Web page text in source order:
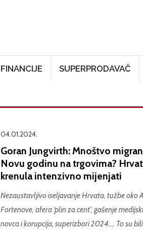
FINANCIJE SUPERPRODAVAČ
04.01.2024.
Goran Jungvirth: Mnoštvo
Novu godinu na trgovima?
krenula intenzivno mijenjati
Nezaustavljivo iseljavanje Hrvata, tužbe oko
Fortenove, afera ‘plin za cent’, gašenje
novca i korupcija, superizbori 2024.… To su